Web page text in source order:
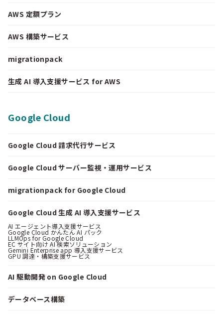
AWS 定額プラン
AWS 構築サービス
migrationpack
生成 AI 導入支援サービス for AWS
Google Cloud
Google Cloud 請求代行サービス
Google Cloud サーバー監視・運用サービス
migrationpack for Google Cloud
Google Cloud 生成 AI 導入支援サービス
AI エージェント導入支援サービス
Google Cloud かんたん AI パック
LLMOps for Google Cloud
EC サイト向け AI 検索ソリューション
Gemini Enterprise app 導入支援サービス
GPU 調達・構築支援サービス
AI 駆動開発 on Google Cloud
データベース構築